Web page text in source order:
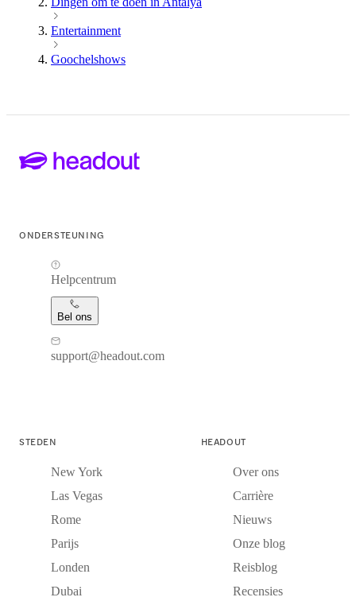
Entertainment
Goochelshows
ONDERSTEUNING
Helpcentrum
Bel ons
support@headout.com
STEDEN
New York
Las Vegas
Rome
Parijs
Londen
Dubai
HEADOUT
Over ons
Carrière
Nieuws
Onze blog
Reisblog
Recensies